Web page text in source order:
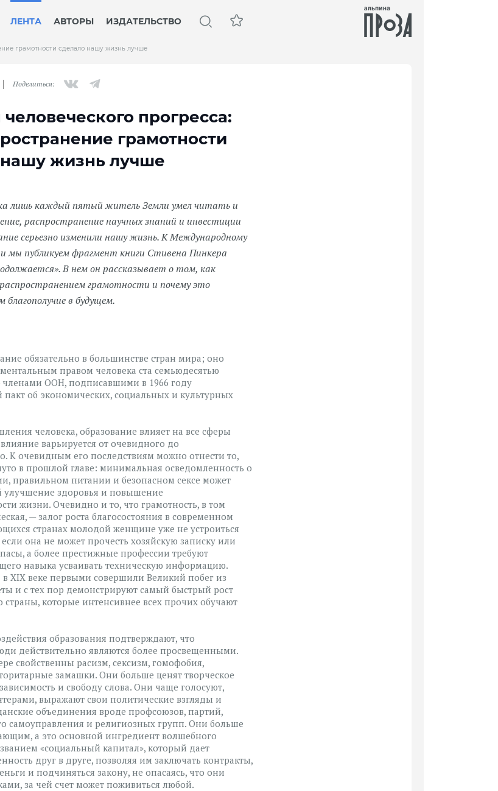
ЛЕНТА АВТОРЫ ИЗДАТЕЛЬСТВО
грамотности сделало нашу жизнь лучше
Поделиться:
прогресса:
грамотности
жизнь лучше
лишь каждый пятый житель Земли умел читать и
распространение научных знаний и инвестиции
серьезно изменили нашу жизнь. К Международному
мы публикуем фрагмент книги Стивена Пинкера
В нем он рассказывает о том, как
грамотности и почему это
в будущем.
обязательно в большинстве стран мира; оно
правом человека ста семьюдесятью
членами ООН, подписавшими в 1966 году
об экономических, социальных и культурных
человека, образование влияет на все сферы
варьируется от очевидного до
К очевидным его последствиям можно отнести то,
в прошлой главе: минимальная осведомленность о
правильном питании и безопасном сексе может
улучшение здоровья и повышение
жизни. Очевидно и то, что грамотность, в том
— залог роста благосостояния в современном
странах молодой женщине уже не устроиться
она не может прочесть хозяйскую записку или
а более престижные профессии требуют
навыка усваивать техническую информацию.
XIX веке первыми совершили Великий побег из
и с тех пор демонстрируют самый быстрый рост
страны, которые интенсивнее всех прочих обучают
образования подтверждают, что
действительно являются более просвещенными.
свойственны расизм, сексизм, гомофобия,
замашки. Они больше ценят творческое
и свободу слова. Они чаще голосуют,
выражают свои политические взгляды и
объединения вроде профсоюзов, партий,
самоуправления и религиозных групп. Они больше
а это основной ингредиент волшебного
«социальный капитал», который дает
друг в друге, позволяя им заключать контракты,
и подчиняться закону, не опасаясь, что они
за чей счет может поживиться любой.